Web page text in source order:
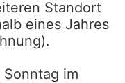
Standort
eines Jahres
im